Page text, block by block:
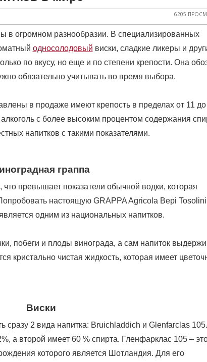
6205
в огромном разнообразии. В специализированных
односолодовый виски, сладкие ликеры и
по вкусу, но еще и по степени крепости. Она
обязательно учитывать во время выбора.
в продаже имеют крепость в пределах от 11 до
с более высоким процентом содержания
напитков с такими показателями.
граппа
что превышает показатели обычной водки, которая
настоящую GRAPPA Agricola Bepi
одним из национальных напитков.
побеги и плоды винограда, а сам напиток
кристально чистая жидкость, которая имеет
Виски
сразу 2 вида напитка: Bruichladdich и Glenfarclas 105.
а второй имеет 60 % спирта. Гленфарклас 105 –
которого является Шотландия. Для его